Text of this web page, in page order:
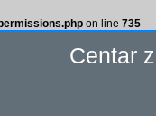
on line 735
Centar